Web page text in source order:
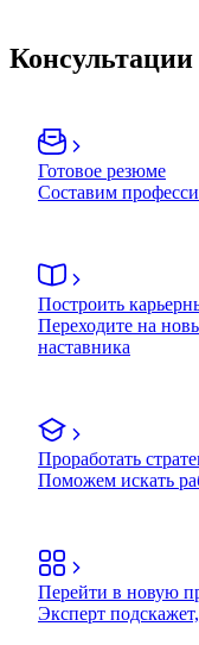
Консультации
Готовое резюме
Составим
Построить
Переходите на
наставника
Проработать
Поможем искать
Перейти в новую
Эксперт